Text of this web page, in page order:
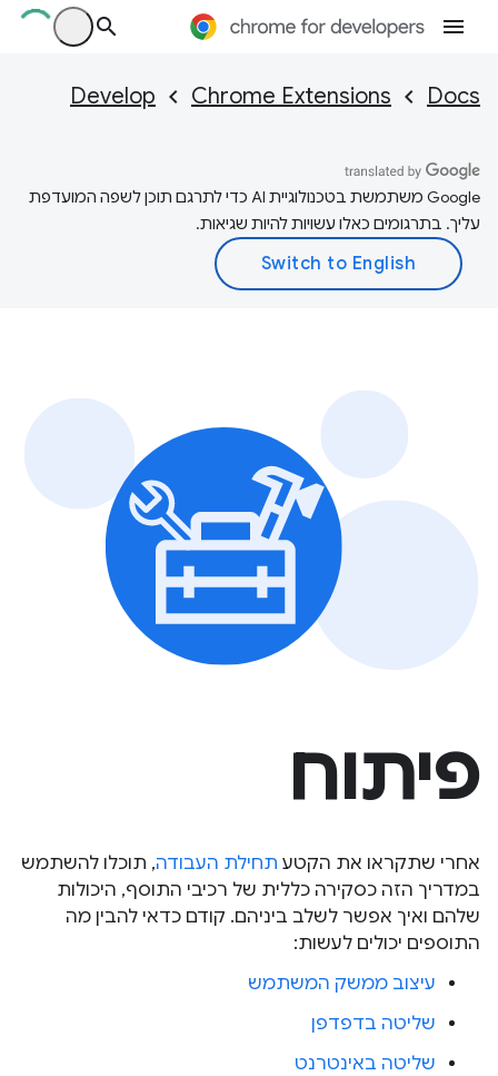
Docs
Chrome Extensions
Develop
‫Google משתמשת בטכנולוגיית AI כדי לתרגם תוכן לשפה המועדפת
עליך. בתרגומים כאלו עשויות להיות שגיאות.
פיתוח
אחרי שתקראו את הקטע תחילת העבודה, תוכלו להשתמש
במדריך הזה כסקירה כללית של רכיבי התוסף, היכולות
שלהם ואיך אפשר לשלב ביניהם. קודם כדאי להבין מה
התוספים יכולים לעשות:
עיצוב ממשק המשתמש
שליטה בדפדפן
שליטה באינטרנט